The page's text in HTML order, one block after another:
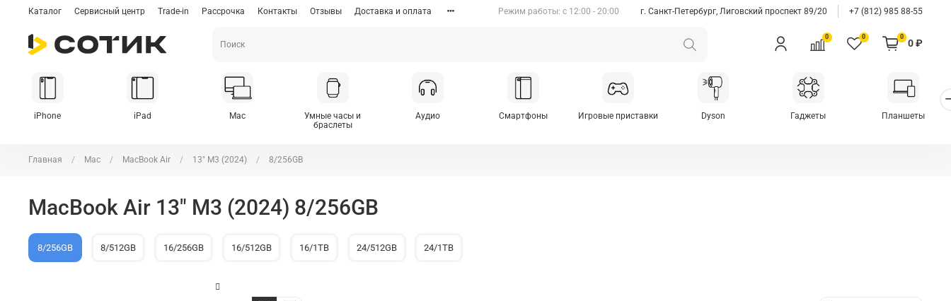
Каталог Сервисный центр Trade-in Рассрочка Контакты Отзывы Доставка и оплата Режим работы: c 12:00 - 20:00 г. Санкт-Петербург, Лиговский проспект 89/20 +7 (812) 985 88-55
0 0 0
0 ₽
iPhone iPad Mac
Умные часы и
браслеты
Аудио Смартфоны Игровые приставки Dyson Гаджеты Планшеты
Главная Mac MacBook Air 13" M3 (2024) 8/256GB
MacBook Air 13" M3 (2024) 8/256GB
8/256GB 8/512GB 16/256GB 16/512GB 16/1TB 24/512GB 24/1TB